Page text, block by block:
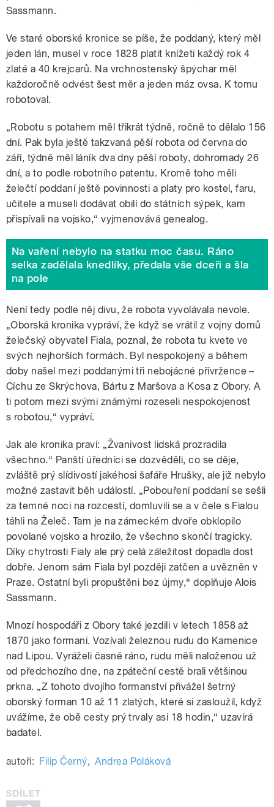
Sassmann.
Ve staré oborské kronice se píše, že poddaný, který měl
jeden lán, musel v roce 1828 platit knížeti každý rok 4
zlaté a 40 krejcarů. Na vrchnostenský špýchar měl
každoročně odvést šest měr a jeden máz ovsa. K tomu
robotoval.
„Robotu s potahem měl třikrát týdně, ročně to dělalo 156
dní. Pak byla ještě takzvaná pěší robota od června do
září, týdně měl láník dva dny pěší roboty, dohromady 26
dní, a to podle robotního patentu. Kromě toho měli
želečtí poddaní ještě povinnosti a platy pro kostel, faru,
učitele a museli dodávat obilí do státních sýpek, kam
přispívali na vojsko,“ vyjmenovává genealog.
Na vaření nebylo na statku moc času. Ráno
selka zadělala knedlíky, předala vše dceři a šla
na pole
Není tedy podle něj divu, že robota vyvolávala nevole.
„Oborská kronika vypráví, že když se vrátil z vojny domů
želečský obyvatel Fiala, poznal, že robota tu kvete ve
svých nejhorších formách. Byl nespokojený a během
doby našel mezi poddanými tři nebojácné přívržence –
Cíchu ze Skrýchova, Bártu z Maršova a Kosa z Obory. A
ti potom mezi svými známými rozeseli nespokojenost
s robotou,“ vypráví.
Jak ale kronika praví: „Žvanivost lidská prozradila
všechno.“ Panští úředníci se dozvěděli, co se děje,
zvláště prý slídivostí jakéhosi šafáře Hrušky, ale již nebylo
možné zastavit běh událostí. „Pobouření poddaní se sešli
za temné noci na rozcestí, domluvili se a v čele s Fialou
táhli na Želeč. Tam je na zámeckém dvoře obklopilo
povolané vojsko a hrozilo, že všechno skončí tragicky.
Díky chytrosti Fialy ale prý celá záležitost dopadla dost
dobře. Jenom sám Fiala byl později zatčen a uvězněn v
Praze. Ostatní byli propuštěni bez újmy,“ doplňuje Alois
Sassmann.
Mnozí hospodáři z Obory také jezdili v letech 1858 až
1870 jako formani. Vozívali železnou rudu do Kamenice
nad Lipou. Vyráželi časně ráno, rudu měli naloženou už
od předchozího dne, na zpáteční cestě brali většinou
prkna. „Z tohoto dvojího formanství přivážel šetrný
oborský forman 10 až 11 zlatých, které si zasloužil, když
uvážíme, že obě cesty prý trvaly asi 18 hodin,“ uzavírá
badatel.
autoři: Filip Černý, Andrea Poláková